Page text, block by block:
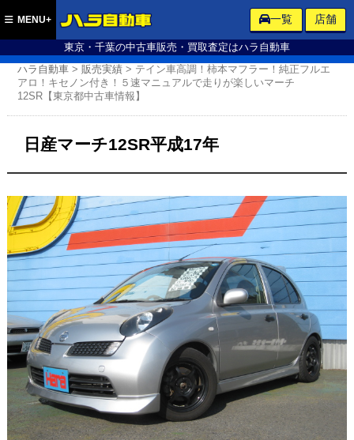
東京・千葉の中古車販売・買取査定はハラ自動車
MENU+ 一覧 店舗
ハラ自動車 >販売実績 > テイン車高調！柿本マフラー！純正フルエ
アロ！キセノン付き！５速マニュアルで走りが楽しいマーチ
12SR【東京都中古車情報】
日産マーチ12SR平成17年